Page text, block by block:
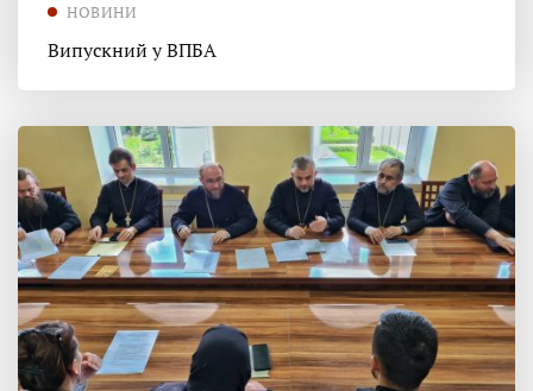
НОВИНИ
Випускний у ВПБА